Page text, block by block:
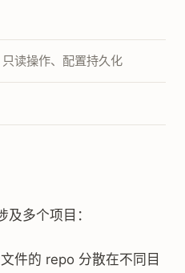
读操作、配置持久化
多个项目：
件的 repo 分散在不同目